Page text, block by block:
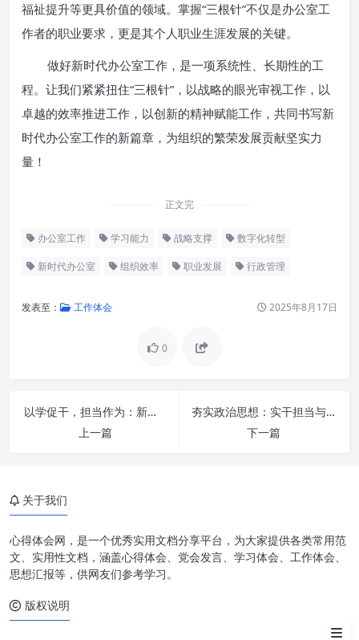
福祉提升等更具价值的领域。掌握“三根针”不仅是办公室工
作者的职业要求，更是其个人职业生涯发展的关键。
做好新时代办公室工作，是一项系统性、长期性的工
程。让我们紧紧扭住“三根针”，以战略的眼光审视工作，以
卓越的效率推进工作，以创新的精神赋能工作，共同书写新
时代办公室工作的新篇章，为组织的繁荣发展贡献坚实力
量！
正文完
办公室工作 学习能力 战略支撑 数字化转型
新时代办公室 组织效率 职业发展 行政管理
发表至： 工作体会 2025年8月17日
0
以学促干，担当作为：新时代背景下的成长与突破之道
上一篇
夯实政治思想：实干担当与重效率的基石
下一篇
执行力
第三根针：持续学习，激发创新
关于我们
心得体会网，是一个优秀实用文档分享平台，为大家提供各类常用范
文、实用性文档，涵盖心得体会、党会发言、学习体会、工作体会、
思想汇报等，供网友们参考学习。
版权说明